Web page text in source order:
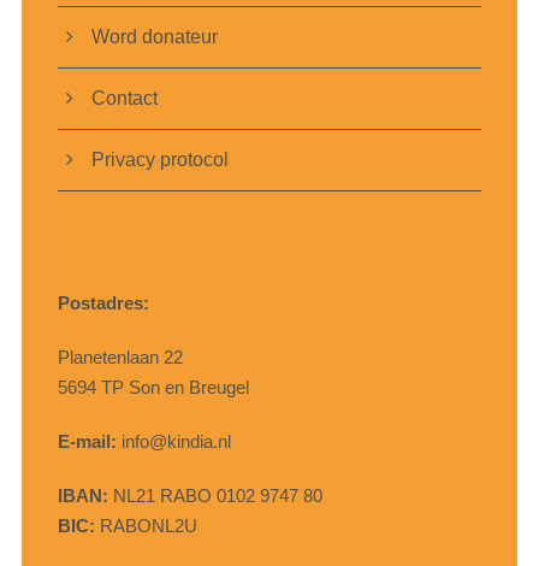
Word donateur
Contact
Privacy protocol
Postadres:
Planetenlaan 22
5694 TP Son en Breugel
E-mail: info@kindia.nl
IBAN: NL21 RABO 0102 9747 80
BIC: RABONL2U